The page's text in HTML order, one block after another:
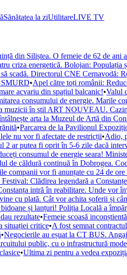
Sănătatea la ziUtilitareLIVE TV
din Siliștea. O femeie de 62 de ani
criza energetică. Bolojan: Populația
scadă. Directorul CNE Cernavodă:
SMURD•Apel către toți românii:
acvariu din spațiul balcanic!•Valul
consumului de energie. Marile
muzicii în stil ART NOUVEAU.
arta la Muzeul de Artă din
•Parcarea de la Pavilionul
nu vor fi afectate de restricții•Adio,
2 ar putea fi oprit în 5-6 zile dacă
consumul de energie seara!
de căldură continuă în Dobrogea.
companii vor fi anunțate cu 24 de ore
Clădirea legendară a
intră în reabilitare. Unde vor
cu plată. Cât vor achita șoferii și
și lanțuri! Poliția Locală a
rezultate•Femeie scoasă
situației critice•A fost semnat
•Negocierile au eșuat la CT BUS.
public, cu o infrastructură
•Ultima zi pentru a vedea